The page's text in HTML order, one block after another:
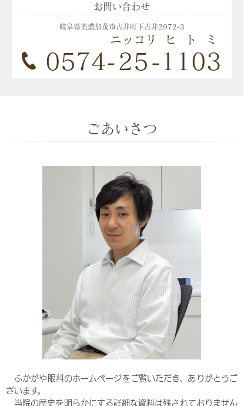
当院では一緒に働いていただける看護師さん、視能訓練士さん
を募集しております。 経験者の方は優遇いたします。当院事務
長宛にお電話いただくか、履歴書をお送りください。
2025.04.28(月)
9月1日より、医療費のお支払いが各種クレジットカード、QR
コードで可能となります。
眼鏡・コンタクトレンズ店舗閉店のおしらせ
当院に併設しておりました、めがね・コンタクトのウォーク美
濃加茂店は、事情により４月２８日をもちまして閉店となりま
す。今後コンタクトレンズご希望の方は、院内でご購入いただ
けますが、当分の間クレジットカードのお取り扱いが出来ませ
ん。準備が整い次第お知らせいたしますので、ご不便をおかけ
いたしますが、ご理解のほどよろしくお願いいたします。
2023.04.01(土)
コンタクトレンズ初めての方
を試される方は、恐れ入りますが、 午前は11：30までに、
午後は6時までに受付をお済ませください。 それ以前の時間帯
でも、混雑状況によっては日をあらためて受診していただく場
お問い合わせ
岐阜県美濃加茂市古井町下古井2972-3
0574-25
ニッコリ
-1103
ヒトミ
ごあいさつ
ふかがや眼科のホームページをご覧いただき、ありがとうご
ざいます。
当院の歴史を明らかにする詳細な資料は残されておりません